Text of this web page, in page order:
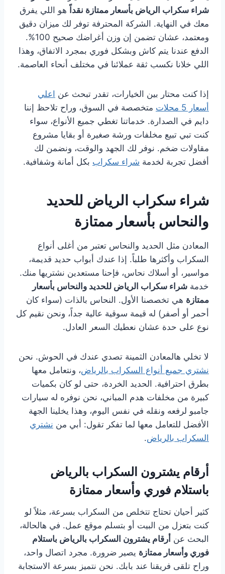
شراء سكراب الرياض بأسعار ممتازة نقداً هو اللي يفرق
معك في النهاية. الشركة المحترفة توفر لك ميزان دقيق
ومعتمد، عشان تضمن إن وزن أغراضك صحيح 100%.
الدفع عندنا يتم كاش وبشكل فوري بمجرد الاتفاق، وهذا
اللي خلانا نكسب ثقة عملائنا في مختلف أنحاء العاصمة.
إذا كنت محتار بين الخيارات، تقدر تبحث عن اعلي
أسعار 5 محلات
متخصصة في السوق، وراح تلاحظ إننا
دايم في الصدارة. خدماتنا تغطي جميع الأنواع، سواء
كنت تبي تبيع مخلفات ورشة صغيرة أو بقايا مشروع
مقاولات ضخم. نوفر لك الجهد والوقت، ونضمن لك
أفضل تجربة لخدمة شراء سكراب بكل أمانة وشفافية.
شراء سكراب الرياض للحديد
والنحاس بأسعار ممتازة
المعادن مثل الحديد والنحاس تعتبر من أغلى أنواع
السكراب وأكثرها طلباً. إذا عندك أبواب حديد قديمة،
مواسير، أو أسلاك نحاس، فإحنا مستعدين نشتريها منك.
خدمة شراء سكراب الرياض للحديد والنحاس بأسعار
ممتازة هي تخصصنا الأول. النحاس بالذات (سواء كان
أحمر أو أصفر) له قيمة سوقية عالية جداً، ونحن نقيم كل
نوع على حدة عشان نعطيك السعر العادل.
لا تخلي هالمعادن الثمينة تصدي عندك في الحوش. نحن
نشتري جميع أنواع السكراب بالرياض، ونتعامل معها
بطرق احترافية. الحديد الخردة، حتى لو كان بكميات
كبيرة من مخلفات هدم المباني، نحن نوفره له سيارات
جامبو لرفعه ونقله في نفس اليوم، وهذا يخلينا الجهة
الأفضل للتعامل معها لما تفكر تقول: أبي من نشتري
السكراب بالرياض.
أرقام يشترون السكراب بالرياض
باستلام فوري وأسعار ممتازة
كثير أحيان تحتاج تتخلص من السكراب بسرعة، مثلاً لو
كنت بتعزل من البيت أو بتسلم موقع عمل. في هالحالة،
البحث عن أرقام يشترون السكراب بالرياض باستلام
فوري وأسعار ممتازة يصير ضرورة. مجرد اتصال واحد،
وراح تلقى فريقنا عند بابك. نحن نتميز بسرعة الاستجابة